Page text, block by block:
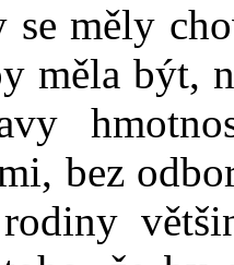
se měly
měla být,
bez